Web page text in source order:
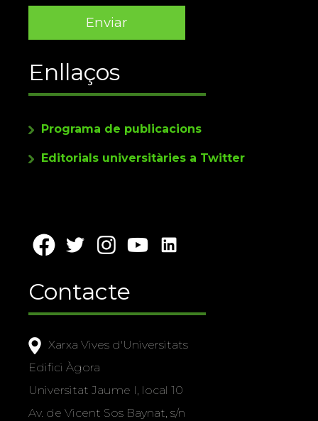
Enllaços
Programa de publicacions
Editorials universitàries a Twitter
Contacte
Xarxa Vives d'Universitats
Edifici Àgora
Universitat Jaume I, local 10
Av. de Vicent Sos Baynat, s/n